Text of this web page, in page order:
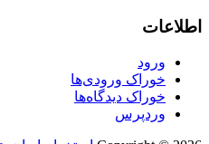
اطلاعات
ورود
خوراک ورودی‌ها
خوراک دیدگاه‌ها
وردپرس